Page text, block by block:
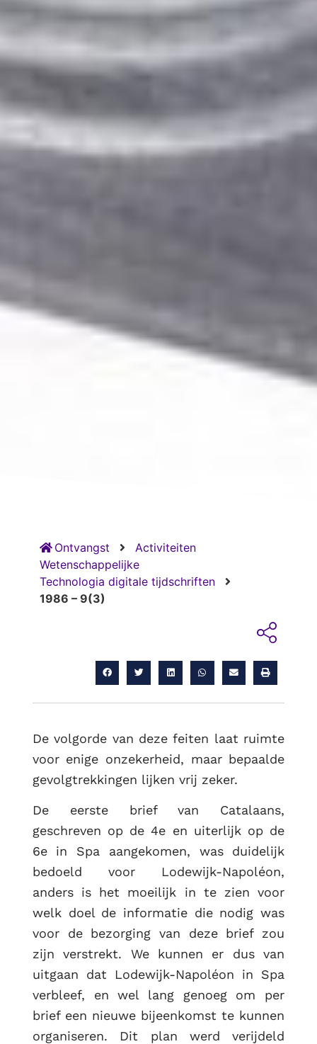
Ontvangst
Activiteiten
Wetenschappelijke
Technologia digitale tijdschriften
1986 – 9(3)
De volgorde van deze feiten laat ruimte
voor enige onzekerheid, maar bepaalde
gevolgtrekkingen lijken vrij zeker.
De eerste brief van Catalaans,
geschreven op de 4e en uiterlijk op de
6e in Spa aangekomen, was duidelijk
bedoeld voor Lodewijk-Napoléon,
anders is het moeilijk in te zien voor
welk doel de informatie die nodig was
voor de bezorging van deze brief zou
zijn verstrekt. We kunnen er dus van
uitgaan dat Lodewijk-Napoléon in Spa
verbleef, en wel lang genoeg om per
brief een nieuwe bijeenkomst te kunnen
organiseren. Dit plan werd verijdeld